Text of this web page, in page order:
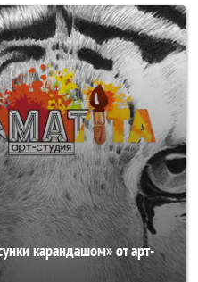
карандашом» от арт-